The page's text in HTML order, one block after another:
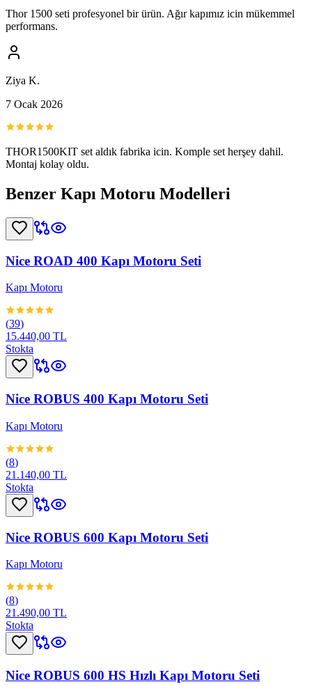
Thor 1500 seti profesyonel bir ürün. Ağır kapımız icin mükemmel
performans.
Ziya K.
7 Ocak 2026
THOR1500KIT set aldık fabrika icin. Komple set herşey dahil.
Montaj kolay oldu.
Benzer Kapı Motoru Modelleri
Nice ROAD 400 Kapı Motoru Seti
Kapı Motoru
(39)
15.440,00 TL
Stokta
Nice ROBUS 400 Kapı Motoru Seti
Kapı Motoru
(8)
21.140,00 TL
Stokta
Nice ROBUS 600 Kapı Motoru Seti
Kapı Motoru
(8)
21.490,00 TL
Stokta
Nice ROBUS 600 HS Hızlı Kapı Motoru Seti